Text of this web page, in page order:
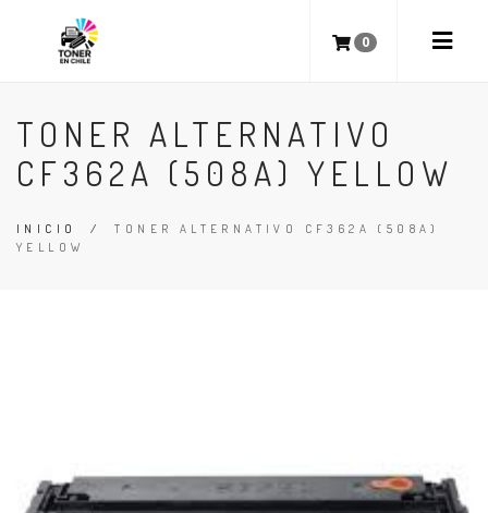
0
TONER ALTERNATIVO
CF362A (508A) YELLOW
INICIO /TONER ALTERNATIVO CF362A (508A)
YELLOW